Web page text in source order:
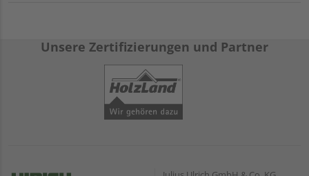
Unsere Zertifizierungen und Partner